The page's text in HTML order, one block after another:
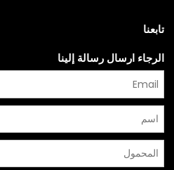
تابعنا
الرجاء ارسال رسالة إلينا